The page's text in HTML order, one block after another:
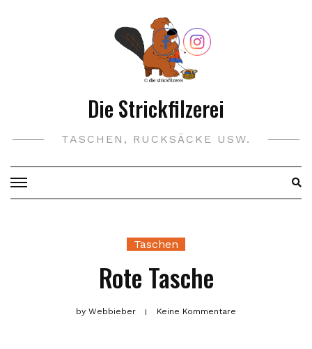
Die Strickfilzerei
TASCHEN, RUCKSÄCKE USW.
Taschen
Rote Tasche
by Webbieber Keine Kommentare